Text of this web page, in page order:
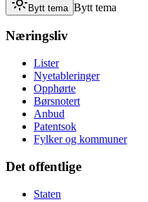
Bytt tema Bytt tema
Næringsliv
Lister
Nyetableringer
Opphørte
Børsnotert
Anbud
Patentsok
Fylker og kommuner
Det offentlige
Staten